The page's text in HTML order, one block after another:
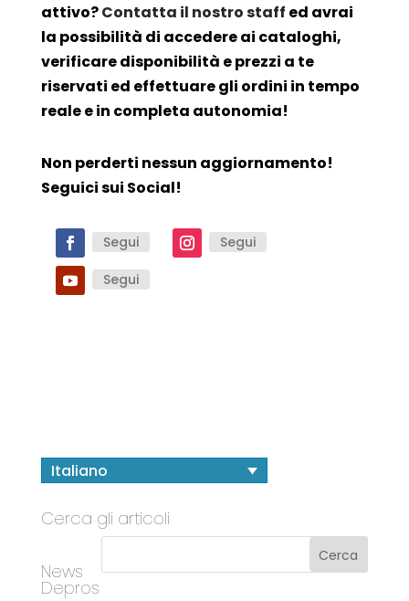
attivo?Contatta il nostro staff ed avrai
la possibilità di accedere ai cataloghi,
verificare disponibilità e prezzi a te
riservati ed effettuare gli ordini in tempo
reale e in completa autonomia!
Non perderti nessun aggiornamento!
Seguici sui Social!
Segui Segui
Segui
Italiano
Cerca gli articoli
News
Depros